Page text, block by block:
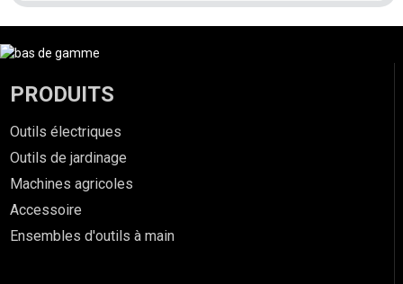
PRODUITS
Outils électriques
Outils de jardinage
Machines agricoles
Accessoire
Ensembles d'outils à main